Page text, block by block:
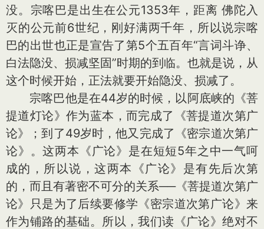
没。宗喀巴是出生在公元1353年，距离 佛陀入
灭的公元前6世纪，刚好满两千年，所以说宗喀
巴的出世也正是宣告了第5个五百年“言词斗诤、
白法隐没、损减坚固”时期的到临。也就是说，从
这个时候开始，正法就要开始隐没、损减了。
宗喀巴他是在44岁的时候，以阿底峡的《菩
提道灯论》作为蓝本，而完成了《菩提道次第广
论》；到了49岁时，他又完成了《密宗道次第广
论》。这两本《广论》是在短短5年之中一气呵
成的，所以说，这两本《广论》是有先后次第
的，而且有著密不可分的关系──《菩提道次第广
论》只是为了后续要修学《密宗道次第广论》来
作为铺路的基础。所以，我们读《广论》绝对不